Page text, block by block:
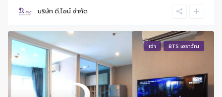
บริษัท ดี.ไซน์ จํากัด
เช่า BTS เอราวัณ